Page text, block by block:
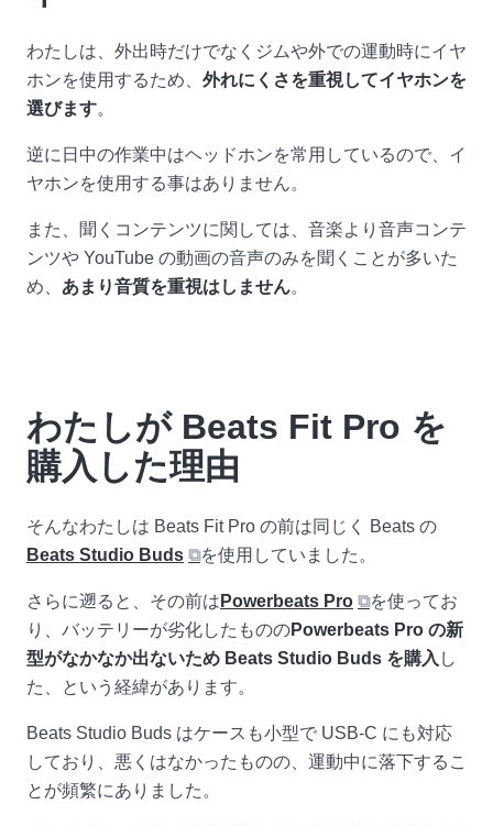
わたしは、外出時だけでなくジムや外での運動時にイヤ
ホンを使用するため、 外れにくさを重視してイヤホンを
選びます。
逆に日中の作業中はヘッドホンを常用しているので、イ
ヤホンを使用する事はありません。
また、聞くコンテンツに関しては、音楽より音声コンテ
ンツや YouTube の動画の音声のみを聞くことが多いた
め、 あまり音質を重視はしません。
わたしが Beats Fit Pro を
購入した理由
そんなわたしは Beats Fit Pro の前は同じく Beats の
Beats Studio Buds ⧉を使用していました。
さらに遡ると、その前は Powerbeats Pro ⧉を使ってお
り、バッテリーが劣化したもののPowerbeats Pro の新
型がなかなか出ないため Beats Studio Buds を購入 し
た、という経緯があります。
Beats Studio Buds はケースも小型で USB-C にも対応
しており、悪くはなかったものの、運動中に落下するこ
とが頻繁にありました。